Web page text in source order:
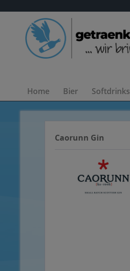
Home Bier Softdrinks
Caorunn Gin